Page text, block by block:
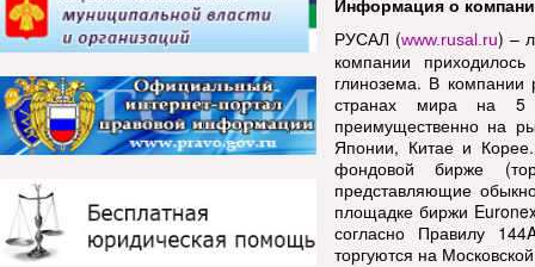
Информация о
РУСАЛ (www.rusal.ru) –
компании
глинозема. В компании
странах мира на 5
преимущественно на
Японии, Китае и
фондовой бирже
представляющие
площадке биржи
согласно Правилу
торгуются на